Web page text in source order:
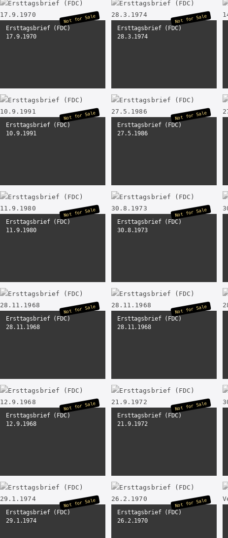
Ersttagsbrief (FDC)
17.9.1970
Not for Sale
Ersttagsbrief (FDC)
28.3.1974
Not for Sale
Ersttagsbrief (FDC)
10.9.1991
Not for Sale
Ersttagsbrief (FDC)
27.5.1986
Not for Sale
Ersttagsbrief (FDC)
11.9.1980
Not for Sale
Ersttagsbrief (FDC)
30.8.1973
Not for Sale
Ersttagsbrief (FDC)
28.11.1968
Not for Sale
Ersttagsbrief (FDC)
28.11.1968
Not for Sale
Ersttagsbrief (FDC)
12.9.1968
Not for Sale
Ersttagsbrief (FDC)
21.9.1972
Not for Sale
Ersttagsbrief (FDC)
29.1.1974
Not for Sale
Ersttagsbrief (FDC)
26.2.1970
Not for Sale